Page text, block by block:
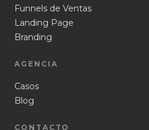
Funnels de Ventas
Landing Page
Branding
AGENCIA
Casos
Blog
CONTACTO